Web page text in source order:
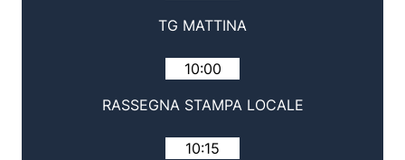
TG MATTINA
10:00
RASSEGNA STAMPA LOCALE
10:15